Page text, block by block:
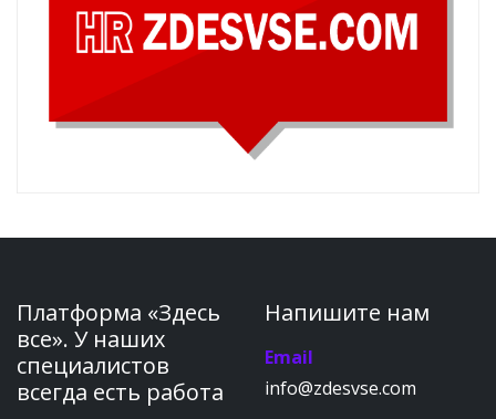
Платформа «Здесь
все». У наших
специалистов
всегда есть работа
Напишите нам
Email
info@zdesvse.com